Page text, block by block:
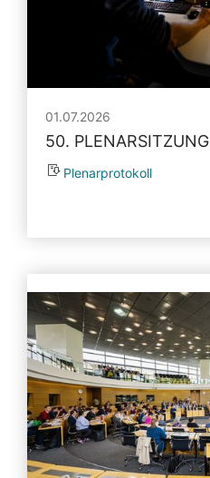
01.07.2026
50. PLENARSITZUNG
Plenarprotokoll